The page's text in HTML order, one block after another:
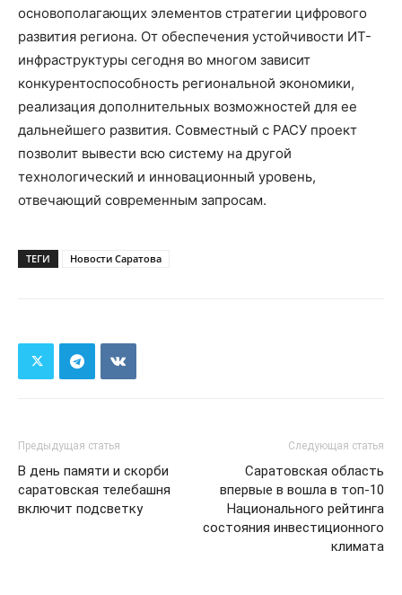
основополагающих элементов стратегии цифрового
развития региона. От обеспечения устойчивости ИТ-
инфраструктуры сегодня во многом зависит
конкурентоспособность региональной экономики,
реализация дополнительных возможностей для ее
дальнейшего развития. Совместный с РАСУ проект
позволит вывести всю систему на другой
технологический и инновационный уровень,
отвечающий современным запросам.
ТЕГИ Новости Саратова
Предыдущая статья
В день памяти и скорби
саратовская телебашня
включит подсветку
Следующая статья
Саратовская область
впервые в вошла в топ-10
Национального рейтинга
состояния инвестиционного
климата